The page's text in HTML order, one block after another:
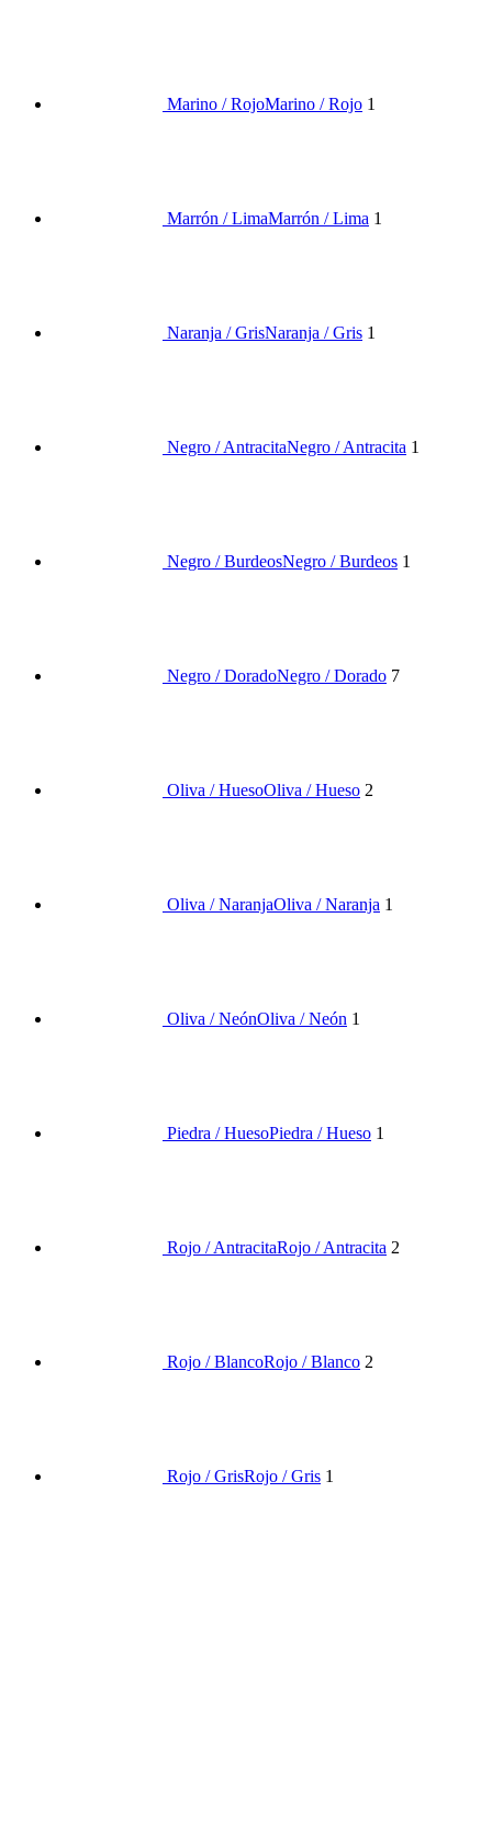
Marino / RojoMarino / Rojo 1
Marrón / LimaMarrón / Lima 1
Naranja / GrisNaranja / Gris 1
Negro / AntracitaNegro / Antracita 1
Negro / BurdeosNegro / Burdeos 1
Negro / DoradoNegro / Dorado 7
Oliva / HuesoOliva / Hueso 2
Oliva / NaranjaOliva / Naranja 1
Oliva / NeónOliva / Neón 1
Piedra / HuesoPiedra / Hueso 1
Rojo / AntracitaRojo / Antracita 2
Rojo / BlancoRojo / Blanco 2
Rojo / GrisRojo / Gris 1